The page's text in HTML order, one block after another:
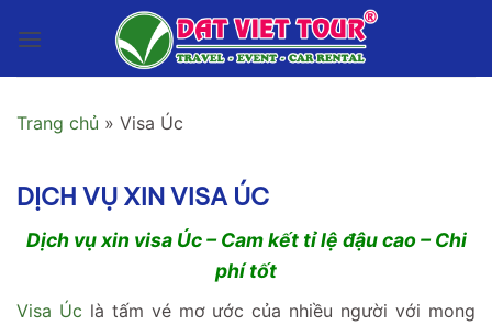
qua
Trang chủ » Visa Úc
DỊCH VỤ XIN VISA ÚC
Dịch vụ xin visa Úc – Cam kết tỉ lệ đậu cao – Chi
phí tốt
Visa Úc là tấm vé mơ ước của nhiều người với mong